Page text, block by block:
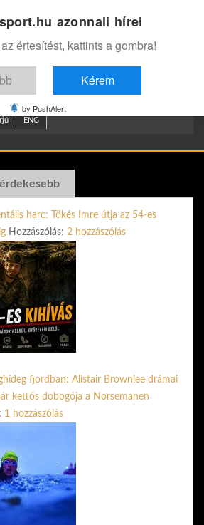
ENG
harc: Tőkés Imre útja az 54-es
Hozzászólás: 2 hozzászólás
fjordban: Alistair Brownlee drámai
kettős dobogója a Norsemanen
1 hozzászólás
azonnali hírei
értesítést, kattints a gombra!
Kérem
by PushAlert